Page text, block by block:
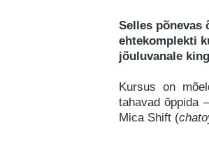
Selles põnevas
ehtekomplekti
jõuluvanale
Kursus on
tahavad õppida
Mica Shift (